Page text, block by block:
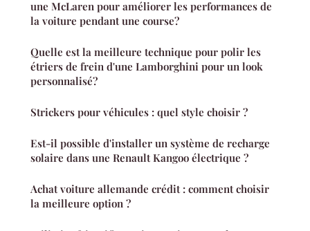
une McLaren pour améliorer les performances de
la voiture pendant une course?
Quelle est la meilleure technique pour polir les
étriers de frein d'une Lamborghini pour un look
personnalisé?
Strickers pour véhicules : quel style choisir ?
Est-il possible d'installer un système de recharge
solaire dans une Renault Kangoo électrique ?
Achat voiture allemande crédit : comment choisir
la meilleure option ?